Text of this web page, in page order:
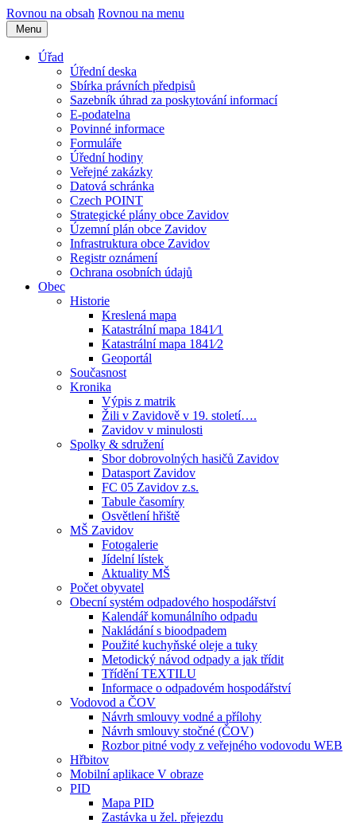
Rovnou na obsah Rovnou na menu
Menu
Úřad
Úřední deska
Sbírka právních předpisů
Sazebník úhrad za poskytování informací
E-podatelna
Povinné informace
Formuláře
Úřední hodiny
Veřejné zakázky
Datová schránka
Czech POINT
Strategické plány obce Zavidov
Územní plán obce Zavidov
Infrastruktura obce Zavidov
Registr oznámení
Ochrana osobních údajů
Obec
Historie
Kreslená mapa
Katastrální mapa 1841⁄1
Katastrální mapa 1841⁄2
Geoportál
Současnost
Kronika
Výpis z matrik
Žili v Zavidově v 19. století….
Zavidov v minulosti
Spolky & sdružení
Sbor dobrovolných hasičů Zavidov
Datasport Zavidov
FC 05 Zavidov z.s.
Tabule časomíry
Osvětlení hřiště
MŠ Zavidov
Fotogalerie
Jídelní lístek
Aktuality MŠ
Počet obyvatel
Obecní systém odpadového hospodářství
Kalendář komunálního odpadu
Nakládání s bioodpadem
Použité kuchyňské oleje a tuky
Metodický návod odpady a jak třídit
Třídění TEXTILU
Informace o odpadovém hospodářství
Vodovod a ČOV
Návrh smlouvy vodné a přílohy
Návrh smlouvy stočné (ČOV)
Rozbor pitné vody z veřejného vodovodu WEB
Hřbitov
Mobilní aplikace V obraze
PID
Mapa PID
Zastávka u žel. přejezdu